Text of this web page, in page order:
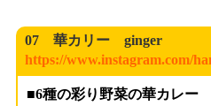
07 華カリー ginger
https://www.instagram.com/
■6種の彩り野菜の華カレー